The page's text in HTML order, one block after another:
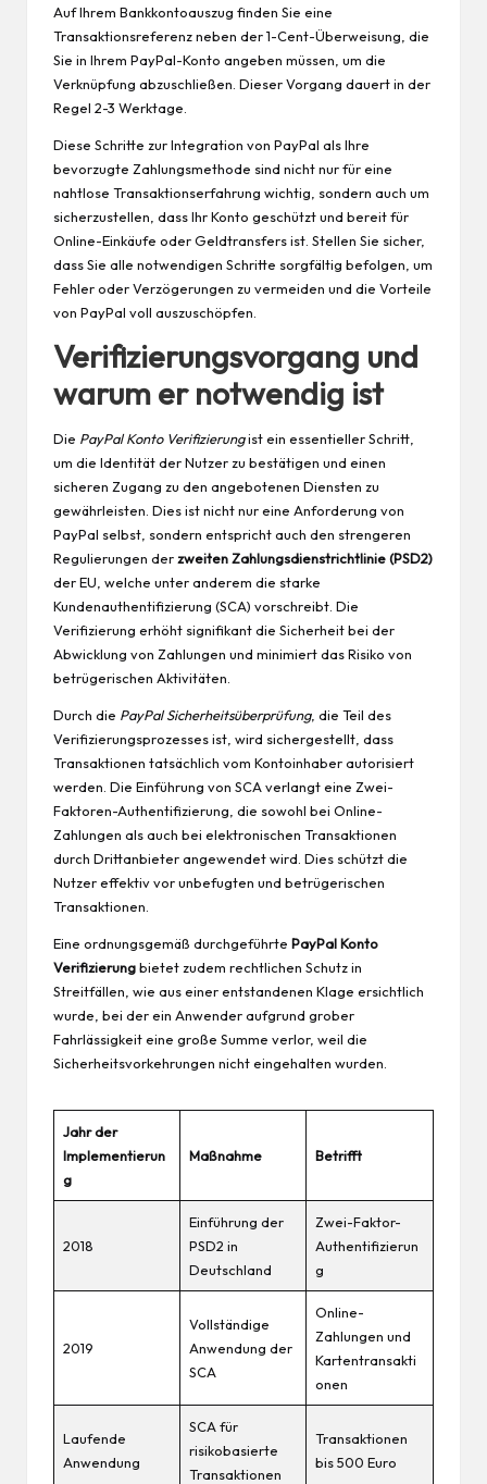
Auf Ihrem Bankkontoauszug finden Sie eine
Transaktionsreferenz neben der 1-Cent-Überweisung, die
Sie in Ihrem PayPal-Konto angeben müssen, um die
Verknüpfung abzuschließen. Dieser Vorgang dauert in der
Regel 2-3 Werktage.
Diese Schritte zur Integration von PayPal als Ihre
bevorzugte Zahlungsmethode sind nicht nur für eine
nahtlose Transaktionserfahrung wichtig, sondern auch um
sicherzustellen, dass Ihr Konto geschützt und bereit für
Online-Einkäufe oder Geldtransfers ist. Stellen Sie sicher,
dass Sie alle notwendigen Schritte sorgfältig befolgen, um
Fehler oder Verzögerungen zu vermeiden und die Vorteile
von PayPal voll auszuschöpfen.
Verifizierungsvorgang und
warum er notwendig ist
Die PayPal Konto Verifizierungist ein essentieller Schritt,
um die Identität der Nutzer zu bestätigen und einen
sicheren Zugang zu den angebotenen Diensten zu
gewährleisten. Dies ist nicht nur eine Anforderung von
PayPal selbst, sondern entspricht auch den strengeren
Regulierungen der zweiten Zahlungsdienstrichtlinie (PSD2)
der EU, welche unter anderem die starke
Kundenauthentifizierung (SCA) vorschreibt. Die
Verifizierung erhöht signifikant die Sicherheit bei der
Abwicklung von Zahlungen und minimiert das Risiko von
betrügerischen Aktivitäten.
Durch die PayPal Sicherheitsüberprüfung, die Teil des
Verifizierungsprozesses ist, wird sichergestellt, dass
Transaktionen tatsächlich vom Kontoinhaber autorisiert
werden. Die Einführung von SCA verlangt eine Zwei-
Faktoren-Authentifizierung, die sowohl bei Online-
Zahlungen als auch bei elektronischen Transaktionen
durch Drittanbieter angewendet wird. Dies schützt die
Nutzer effektiv vor unbefugten und betrügerischen
Transaktionen.
Eine ordnungsgemäß durchgeführte PayPal Konto
Verifizierungbietet zudem rechtlichen Schutz in
Streitfällen, wie aus einer entstandenen Klage ersichtlich
wurde, bei der ein Anwender aufgrund grober
Fahrlässigkeit eine große Summe verlor, weil die
Sicherheitsvorkehrungen nicht eingehalten wurden.
Jahr der
Implementierun
g
Maßnahme Betrifft
2018
Einführung der
PSD2 in
Deutschland
Zwei-Faktor-
Authentifizierun
g
2019
Vollständige
Anwendung der
SCA
Online-
Zahlungen und
Kartentransakti
onen
Laufende
Anwendung
SCA für
risikobasierte
Transaktionen
Transaktionen
bis 500 Euro